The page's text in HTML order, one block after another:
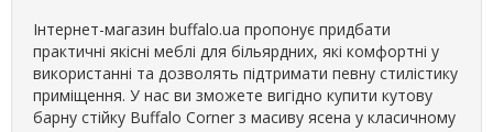
Інтернет-магазин buffalo.ua пропонує придбати
практичні якісні меблі для більярдних, які комфортні у
використанні та дозволять підтримати певну стилістику
приміщення. У нас ви зможете вигідно купити кутову
барну стійку Buffalo Corner з масиву ясена у класичному